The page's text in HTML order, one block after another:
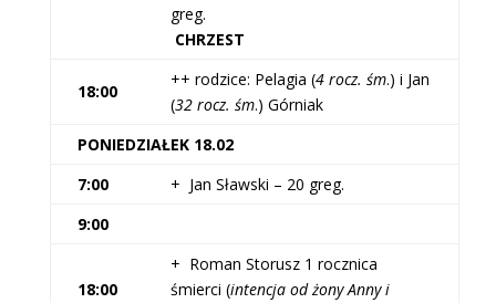
greg.
CHRZEST
18:00
++ rodzice: Pelagia (4 rocz. śm.) i Jan
(32 rocz. śm.) Górniak
PONIEDZIAŁEK 18.02
7:00
+ Jan Sławski – 20 greg.
9:00
18:00
+ Roman Storusz 1 rocznica
śmierci (intencja od żony Anny i